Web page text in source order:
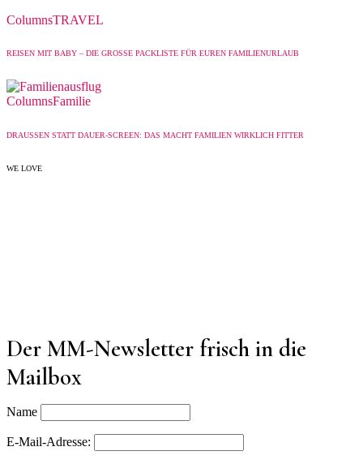
ColumnsTRAVEL
REISEN MIT BABY – DIE GROSSE PACKLISTE FÜR EUREN FAMILIENURLAUB
ColumnsFamilie
DRAUSSEN STATT DAUER-SCREEN: DAS MACHT FAMILIEN WIRKLICH FITTER
WE LOVE
Der MM-Newsletter frisch in die
Mailbox
Name
E-Mail-Adresse: